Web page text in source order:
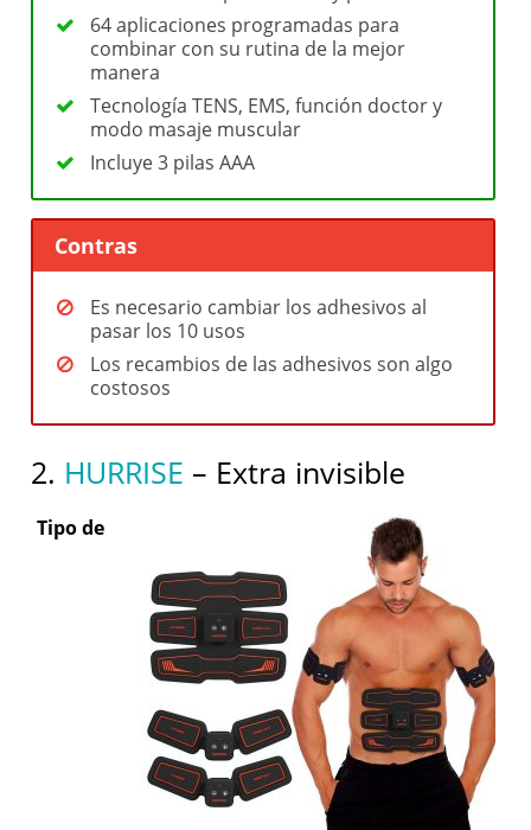
64 aplicaciones programadas para
combinar con su rutina de la mejor
manera
Tecnología TENS, EMS, función doctor y
modo masaje muscular
Incluye 3 pilas AAA
Contras
Es necesario cambiar los adhesivos al
pasar los 10 usos
Los recambios de las adhesivos son algo
costosos
2. HURRISE – Extra invisible
Tipo de